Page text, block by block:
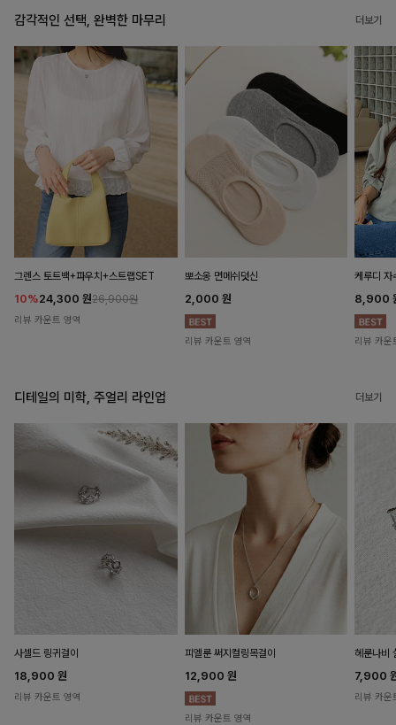
감각적인 선택, 완벽한 마무리 더보기
그렌스 토트백+파우치+스트랩SET
10%24,300 원26,900원
리뷰 카운트 영역
뽀소옹 면메쉬덧신
2,000 원
리뷰 카운트 영역
케루디 자
8,900
리뷰 카운
디테일의 미학, 주얼리 라인업 더보기
사셀드 링귀걸이
18,900 원
리뷰 카운트 영역
피엘룬 써지컬링목걸이
12,900 원
리뷰 카운트 영역
헤룬나비
7,900
리뷰 카운